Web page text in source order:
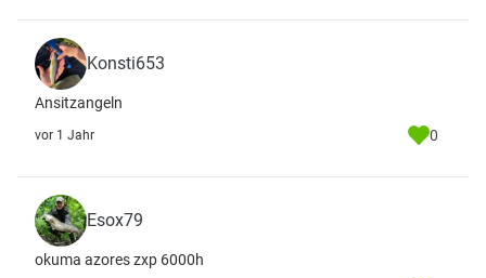
Konsti653
Ansitzangeln
vor 1 Jahr 0
Esox79
okuma azores zxp 6000h